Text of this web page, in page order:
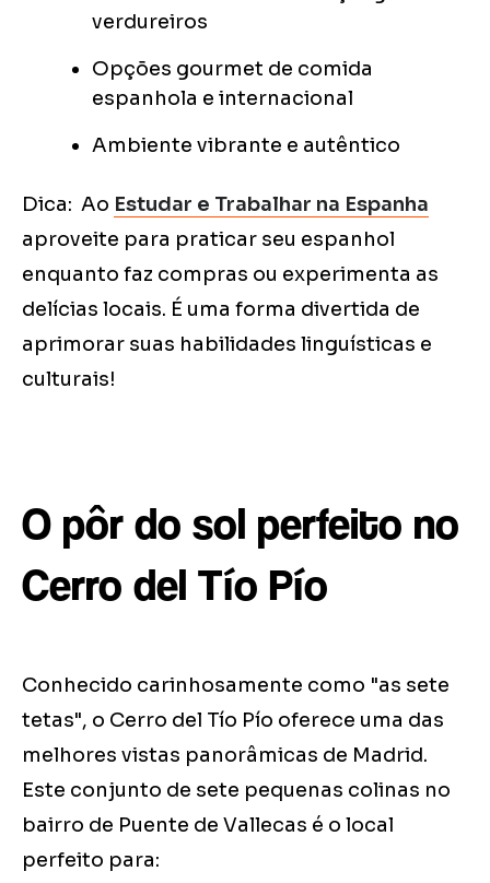
verdureiros
Opções gourmet de comida
espanhola e internacional
Ambiente vibrante e autêntico
Dica: Ao Estudar e Trabalhar na Espanha
aproveite para praticar seu espanhol
enquanto faz compras ou experimenta as
delícias locais. É uma forma divertida de
aprimorar suas habilidades linguísticas e
culturais!
O pôr do sol perfeito no
Cerro del Tío Pío
Conhecido carinhosamente como "as sete
tetas", o Cerro del Tío Pío oferece uma das
melhores vistas panorâmicas de Madrid.
Este conjunto de sete pequenas colinas no
bairro de Puente de Vallecas é o local
perfeito para: